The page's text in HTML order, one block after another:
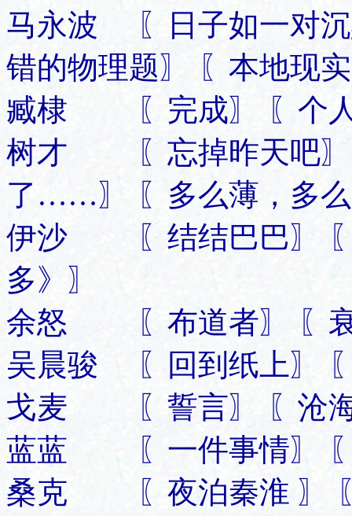
马永波 〖日子如一对沉
错的物理题〗 〖本地现
臧棣 〖完成〗 〖个人
树才 〖忘掉昨天吧〗
了……〗 〖多么薄，多
伊沙 〖结结巴巴〗 〖
多》〗
余怒 〖布道者〗 〖衰
吴晨骏 〖回到纸上〗
戈麦 〖誓言〗 〖沧海
蓝蓝 〖一件事情〗 〖
桑克 〖夜泊秦淮 〗 〖